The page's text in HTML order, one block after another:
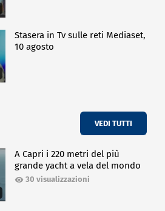
Stasera in Tv sulle reti Mediaset,
10 agosto
VEDI TUTTI
A Capri i 220 metri del più
grande yacht a vela del mondo
30 visualizzazioni